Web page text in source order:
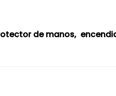
de manos,